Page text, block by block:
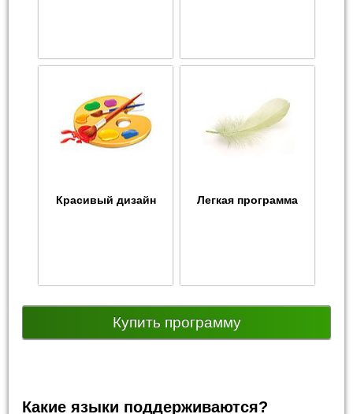
Красивый дизайн Легкая программа
Купить программу
Какие языки поддерживаются?